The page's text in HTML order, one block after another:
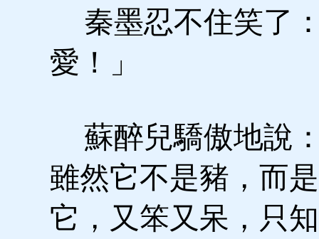
秦墨忍不住笑了
愛！」
蘇醉兒驕傲地說
雖然它不是豬，而
它，又笨又呆，只